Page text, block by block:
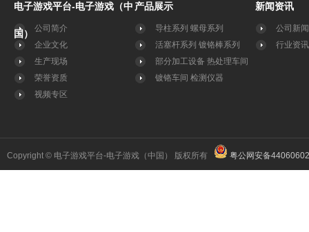
电子游戏平台-电子游戏（中
国）
公司简介
企业文化
生产现场
荣誉资质
视频专区
产品展示
导柱系列 螺母系列
活塞杆系列 镀铬棒系列
部分加工设备 热处理车间
镀铬车间 检测仪器
新闻资讯
公司新闻
行业资讯
Copyright © 电子游戏平台-电子游戏（中国） 版权所有 粤公网安备